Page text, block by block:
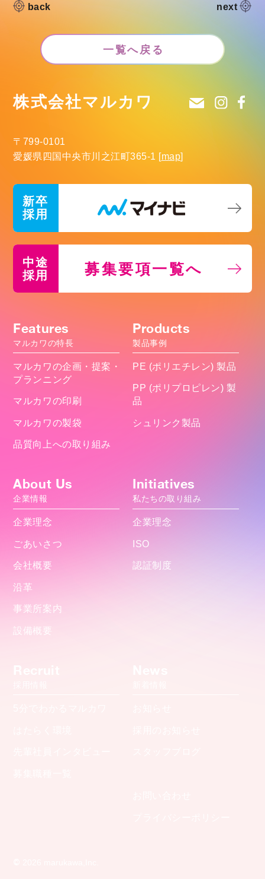
back next
一覧へ戻る
株式会社マルカワ
〒799-0101
愛媛県四国中央市川之江町365-1 [map]
新卒
採用
中途
採用
募集要項一覧へ
Features
マルカワの特長
マルカワの企画・提案・
プランニング
マルカワの印刷
マルカワの製袋
品質向上への取り組み
Products
製品事例
PE (ポリエチレン) 製品
PP (ポリプロピレン) 製
品
シュリンク製品
About Us
企業情報
企業理念
ごあいさつ
会社概要
沿革
事業所案内
設備概要
Initiatives
私たちの取り組み
企業理念
ISO
認証制度